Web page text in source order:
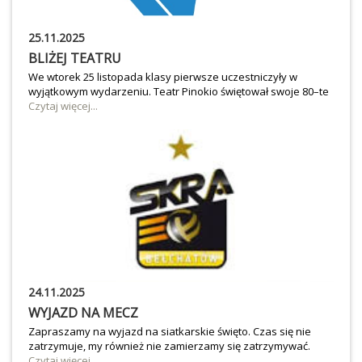
25.11.2025
BLIŻEJ TEATRU
We wtorek 25 listopada klasy pierwsze uczestniczyły w
wyjątkowym wydarzeniu. Teatr Pinokio świętował swoje 80–te
urodziny. Z tej okazji odbył się koncert pt. „Nic nam się nie
koledzy: Ada, Błażej i Wojtek zostali poproszeni o
współprowadzenie koncertu. Po koncercie mieliśmy okazję
zobaczyć teatr od kulis oraz uczestniczyć w warsztatach
kreatywnych z aktorem....Niewątpliwą atrakcją wycieczki do
łodzi była wizyta w EC1 – ulica żywiołów. Pierwszaki poznały
żywioły: ziemia, ogień, woda, powietrze poprzez
doświadczanie. Największe emocje wzbudził wir ognia...
Czytaj więcej...
24.11.2025
WYJAZD NA MECZ
Zapraszamy na wyjazd na siatkarskie święto. Czas się nie
zatrzymuje, my również nie zamierzamy się zatrzymywać.